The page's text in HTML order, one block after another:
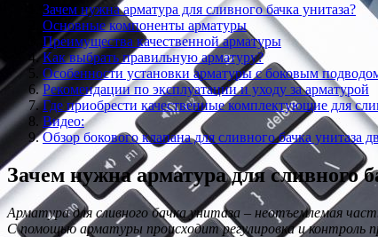
Зачем нужна арматура для сливного бачка унитаза?
Основные компоненты арматуры
Преимущества качественной арматуры
Как выбрать правильную арматуру?
Особенности установки арматуры с боковым
Рекомендации по эксплуатации и уходу за арматурой
Где приобрести качественные комплектующие для
Видео:
Обзор бокового клапана для сливного бачка унитаза
Зачем нужна арматура для сливного
Арматура для сливного бачка унитаза – неотъемлемая
С помощью арматуры происходит регулировка и контроль